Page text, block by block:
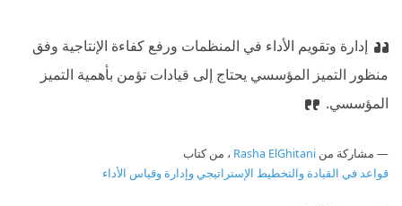
إدارة وتقويم الأداء في المنظمات ورفع كفاءة الإنتاجية وفق
منظور التميز المؤسسي يحتاج إلى قيادات تؤمن بأهمية التميز
المؤسسي.
مشاركة من Rasha ElGhitani ، من كتاب
قواعد في القيادة والتخطيط الإستراتيجي وإدارة وقياس الأداء